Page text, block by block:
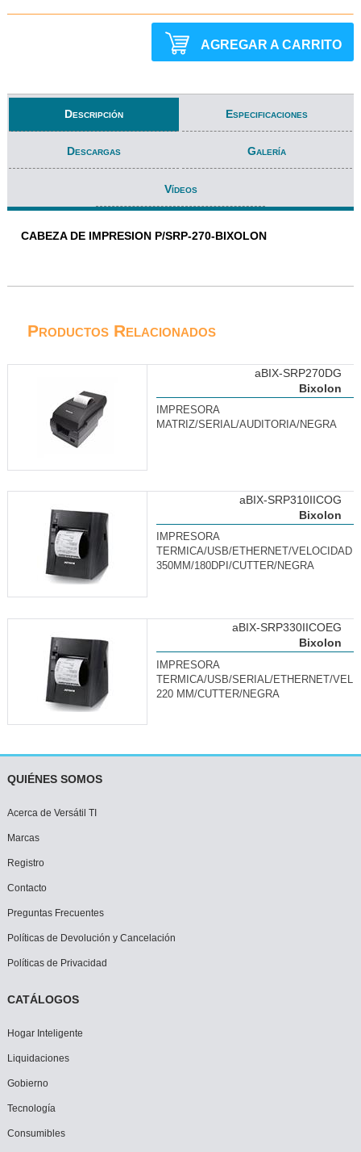
AGREGAR A CARRITO
Descripción Especificaciones
Descargas Galería
Vídeos
CABEZA DE IMPRESION P/SRP-270-BIXOLON
Productos Relacionados
Bixolon
aBIX-SRP270DG
IMPRESORA
MATRIZ/SERIAL/AUDITORIA/NEGRA
Bixolon
aBIX-SRP310IICOG
IMPRESORA
TERMICA/USB/ETHERNET/VELOCIDAD
350MM/180DPI/CUTTER/NEGRA
Bixolon
aBIX-SRP330IICOEG
IMPRESORA
TERMICA/USB/SERIAL/ETHERNET/VEL
220 MM/CUTTER/NEGRA
QUIÉNES SOMOS
Acerca de Versátil TI
Marcas
Registro
Contacto
Preguntas Frecuentes
Políticas de Devolución y Cancelación
Políticas de Privacidad
CATÁLOGOS
Hogar Inteligente
Liquidaciones
Gobierno
Tecnología
Consumibles